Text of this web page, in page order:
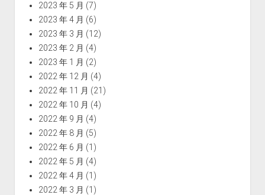
2023 年 5 月 (7)
2023 年 4 月 (6)
2023 年 3 月 (12)
2023 年 2 月 (4)
2023 年 1 月 (2)
2022 年 12 月 (4)
2022 年 11 月 (21)
2022 年 10 月 (4)
2022 年 9 月 (4)
2022 年 8 月 (5)
2022 年 6 月 (1)
2022 年 5 月 (4)
2022 年 4 月 (1)
2022 年 3 月 (1)